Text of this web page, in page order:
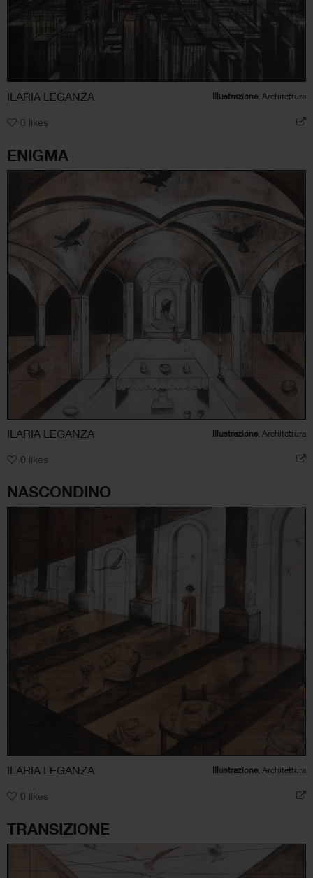
ILARIA LEGANZA Illustrazione, Architettura
0 likes
ENIGMA
ILARIA LEGANZA Illustrazione, Architettura
0 likes
NASCONDINO
ILARIA LEGANZA Illustrazione, Architettura
0 likes
TRANSIZIONE